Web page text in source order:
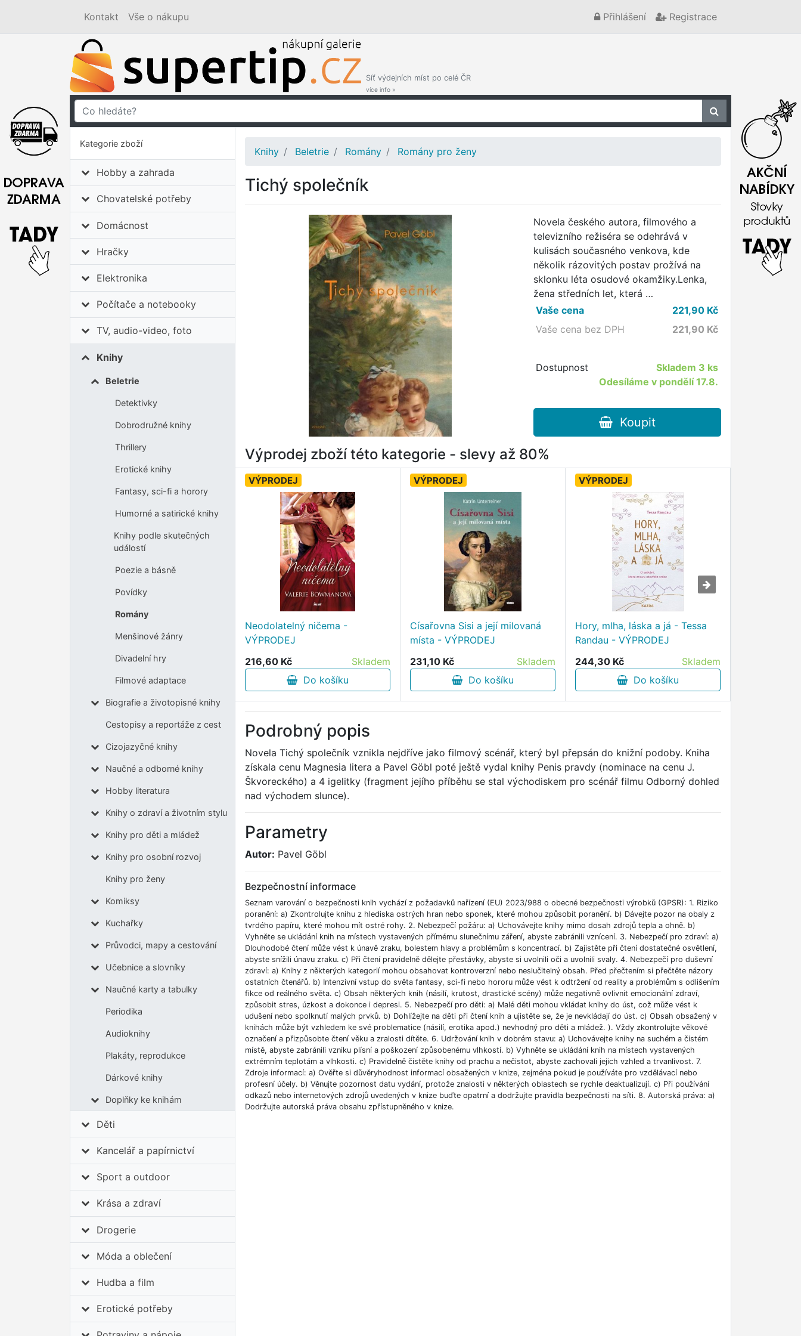
Kontakt Vše o nákupu Přihlášení Registrace
Síť výdejních míst po celé ČR
více info »
Kategorie zboží
Hobby a zahrada
Chovatelské potřeby
Domácnost
Hračky
Elektronika
Počítače a notebooky
TV, audio-video, foto
Knihy
Beletrie
Detektivky
Dobrodružné knihy
Thrillery
Erotické knihy
Fantasy, sci-fi a horory
Humorné a satirické knihy
Knihy podle skutečných
událostí
Poezie a básně
Povídky
Romány
Menšinové žánry
Divadelní hry
Filmové adaptace
Biografie a životopisné knihy
Cestopisy a reportáže z cest
Cizojazyčné knihy
Naučné a odborné knihy
Hobby literatura
Knihy o zdraví a životním stylu
Knihy pro děti a mládež
Knihy pro osobní rozvoj
Knihy pro ženy
Komiksy
Kuchařky
Průvodci, mapy a cestování
Učebnice a slovníky
Naučné karty a tabulky
Periodika
Audioknihy
Plakáty, reprodukce
Dárkové knihy
Doplňky ke knihám
Děti
Kancelář a papírnictví
Sport a outdoor
Krása a zdraví
Drogerie
Móda a oblečení
Hudba a film
Erotické potřeby
Knihy Beletrie Romány Romány pro ženy
Tichý společník
Novela českého autora, filmového a
televizního režiséra se odehrává v
kulisách současného venkova, kde
několik rázovitých postav prožívá na
sklonku léta osudové okamžiky.Lenka,
žena středních let, která …
Vaše cena
221,90Kč
Vaše cena bez DPH
221,90 Kč
Dostupnost Skladem 3 ks
Odesíláme v pondělí 17.8.
Koupit
Výprodej zboží této kategorie - slevy až 80%
VÝPRODEJ
Neodolatelný ničema -
VÝPRODEJ
216,60 Kč
Skladem
Do košíku
VÝPRODEJ
Císařovna Sisi a její milovaná
místa - VÝPRODEJ
231,10 Kč
Skladem
Do košíku
VÝPRODEJ
Hory, mlha, láska a já - Tessa
Randau - VÝPRODEJ
244,30 Kč
Skladem
Do košíku
Podrobný popis
Novela Tichý společník vznikla nejdříve jako filmový scénář, který byl přepsán do knižní podoby. Kniha
získala cenu Magnesia litera a Pavel Göbl poté ještě vydal knihy Penis pravdy (nominace na cenu J.
Škvoreckého) a 4 igelitky (fragment jejího příběhu se stal východiskem pro scénář filmu Odborný dohled
nad východem slunce).
Parametry
Autor: Pavel Göbl
Bezpečnostní informace
Seznam varování o bezpečnosti knih vychází z požadavků nařízení (EU) 2023/988 o obecné bezpečnosti výrobků (GPSR): 1. Riziko
poranění: a) Zkontrolujte knihu z hlediska ostrých hran nebo sponek, které mohou způsobit poranění. b) Dávejte pozor na obaly z
tvrdého papíru, které mohou mít ostré rohy. 2. Nebezpečí požáru: a) Uchovávejte knihy mimo dosah zdrojů tepla a ohně. b)
Vyhněte se ukládání knih na místech vystavených přímému slunečnímu záření, abyste zabránili vznícení. 3. Nebezpečí pro zdraví: a)
Dlouhodobé čtení může vést k únavě zraku, bolestem hlavy a problémům s koncentrací. b) Zajistěte při čtení dostatečné osvětlení,
abyste snížili únavu zraku. c) Při čtení pravidelně dělejte přestávky, abyste si uvolnili oči a uvolnili svaly. 4. Nebezpečí pro duševní
zdraví: a) Knihy z některých kategorií mohou obsahovat kontroverzní nebo neslučitelný obsah. Před přečtením si přečtěte názory
ostatních čtenářů. b) Intenzivní vstup do světa fantasy, sci-fi nebo hororu může vést k odtržení od reality a problémům s odlišením
fikce od reálného světa. c) Obsah některých knih (násilí, krutost, drastické scény) může negativně ovlivnit emocionální zdraví,
způsobit stres, úzkost a dokonce i depresi. 5. Nebezpečí pro děti: a) Malé děti mohou vkládat knihy do úst, což může vést k
udušení nebo spolknutí malých prvků. b) Dohlížejte na děti při čtení knih a ujistěte se, že je nevkládají do úst. c) Obsah obsažený v
knihách může být vzhledem ke své problematice (násilí, erotika apod.) nevhodný pro děti a mládež. ). Vždy zkontrolujte věkové
označení a přizpůsobte čtení věku a zralosti dítěte. 6. Udržování knih v dobrém stavu: a) Uchovávejte knihy na suchém a čistém
místě, abyste zabránili vzniku plísní a poškození způsobenému vlhkostí. b) Vyhněte se ukládání knih na místech vystavených
extrémním teplotám a vlhkosti. c) Pravidelně čistěte knihy od prachu a nečistot, abyste zachovali jejich vzhled a trvanlivost. 7.
Zdroje informací: a) Ověřte si důvěryhodnost informací obsažených v knize, zejména pokud je používáte pro vzdělávací nebo
profesní účely. b) Věnujte pozornost datu vydání, protože znalosti v některých oblastech se rychle deaktualizují. c) Při používání
odkazů nebo internetových zdrojů uvedených v knize buďte opatrní a dodržujte pravidla bezpečnosti na síti. 8. Autorská práva: a)
Dodržujte autorská práva obsahu zpřístupněného v knize.